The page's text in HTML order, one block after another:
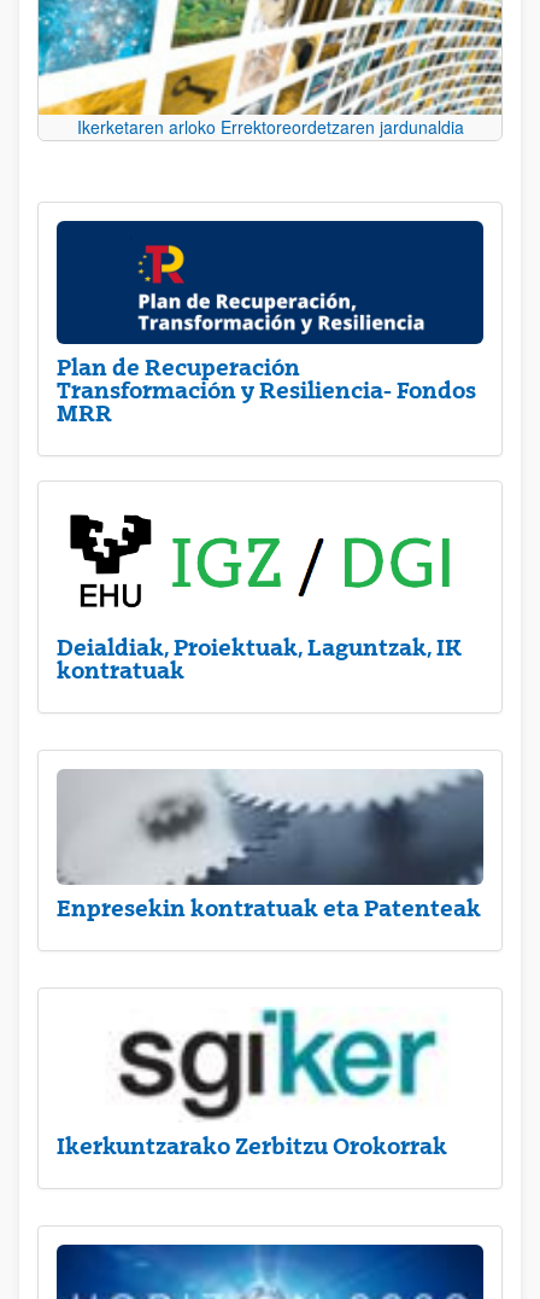
Ikerketaren arloko Errektoreordetzaren jardunaldia
Plan de Recuperación
Transformación y Resiliencia- Fondos
MRR
Deialdiak, Proiektuak, Laguntzak, IK
kontratuak
Enpresekin kontratuak eta Patenteak
Ikerkuntzarako Zerbitzu Orokorrak